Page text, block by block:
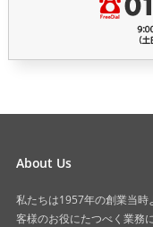
About Us
私たちは1957年の創業当時
客様のお役にたつべく業務